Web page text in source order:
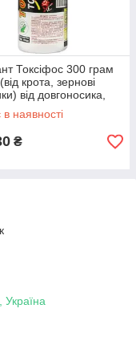
Токсіфос 300 грам
крота, зернові
від довгоносика,
борошноїда,
зернівки, молі
наявності
₴